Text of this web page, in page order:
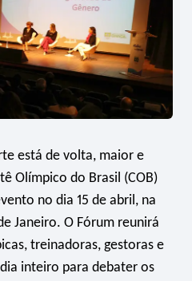
está de volta, maior e
Olímpico do Brasil (COB)
no dia 15 de abril, na
Janeiro. O Fórum reunirá
treinadoras, gestoras e
inteiro para debater os